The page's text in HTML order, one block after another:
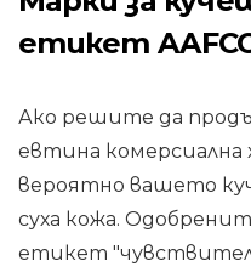
етикет
Ако решите да
евтина комерсиална
вероятно вашето
суха кожа.
етикет